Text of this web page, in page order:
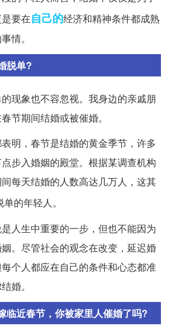
要在自己的经济和精神条件都成熟
情。
脱单?
现象也不容忽视。我身边的亲戚朋
节期间结婚或被催婚。
明，春节是结婚的黄金季节，许多
步入婚姻的殿堂。根据某调查机构
每天结婚的人数高达几万人，这其
的年轻人。
人生中重要的一步，但也不能因为
。尽管社会的观念在改变，延迟婚
个人都应在自己的条件和心态都准
婚。
临近春节，你被家里人催婚了吗?